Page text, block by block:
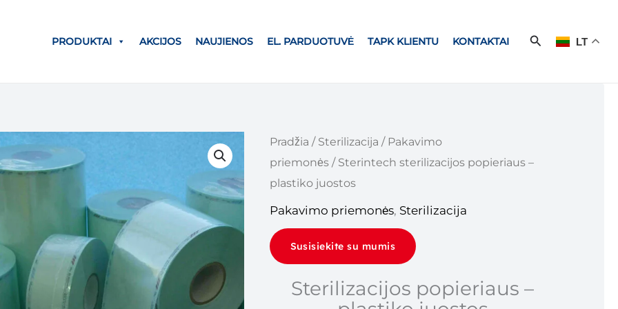
PRODUKTAI AKCIJOS NAUJIENOS EL. PARDUOTUVĖ TAPK KLIENTU KONTAKTAI PaieškaLT
Pradžia / Sterilizacija / Pakavimo
priemonės/ Sterintech sterilizacijos popieriaus –
plastiko juostos
Pakavimo priemonės, Sterilizacija
Susisiekite su mumis
Sterilizacijos popieriaus –